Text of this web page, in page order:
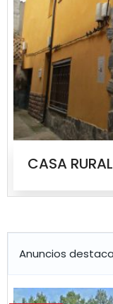
CASA
Anuncios